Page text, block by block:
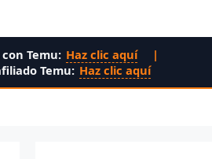
Temu: Haz clic aquí
|
Temu: Haz clic aquí